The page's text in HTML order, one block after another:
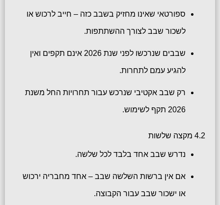
ספורטאי שאינו מחזיק בשבב כזה – חייב לרכוש או
לשכור שבב לצורך ההשתתפות.
שבבים שנרכשו לפני שנת 2026 אינם תקפים ואין
להגיע עמם לתחרות.
רק שבב אקטיבי שנרכש עבור תחרויות החל משנת
2026 תקף לשימוש.
4.2 מקצה שלשות
נדרש שבב אחד בלבד לכל שלשה.
אם אין ברשות השלשה שבב – אחד מחבריה ירכוש
או ישכור שבב עבור הקבוצה.